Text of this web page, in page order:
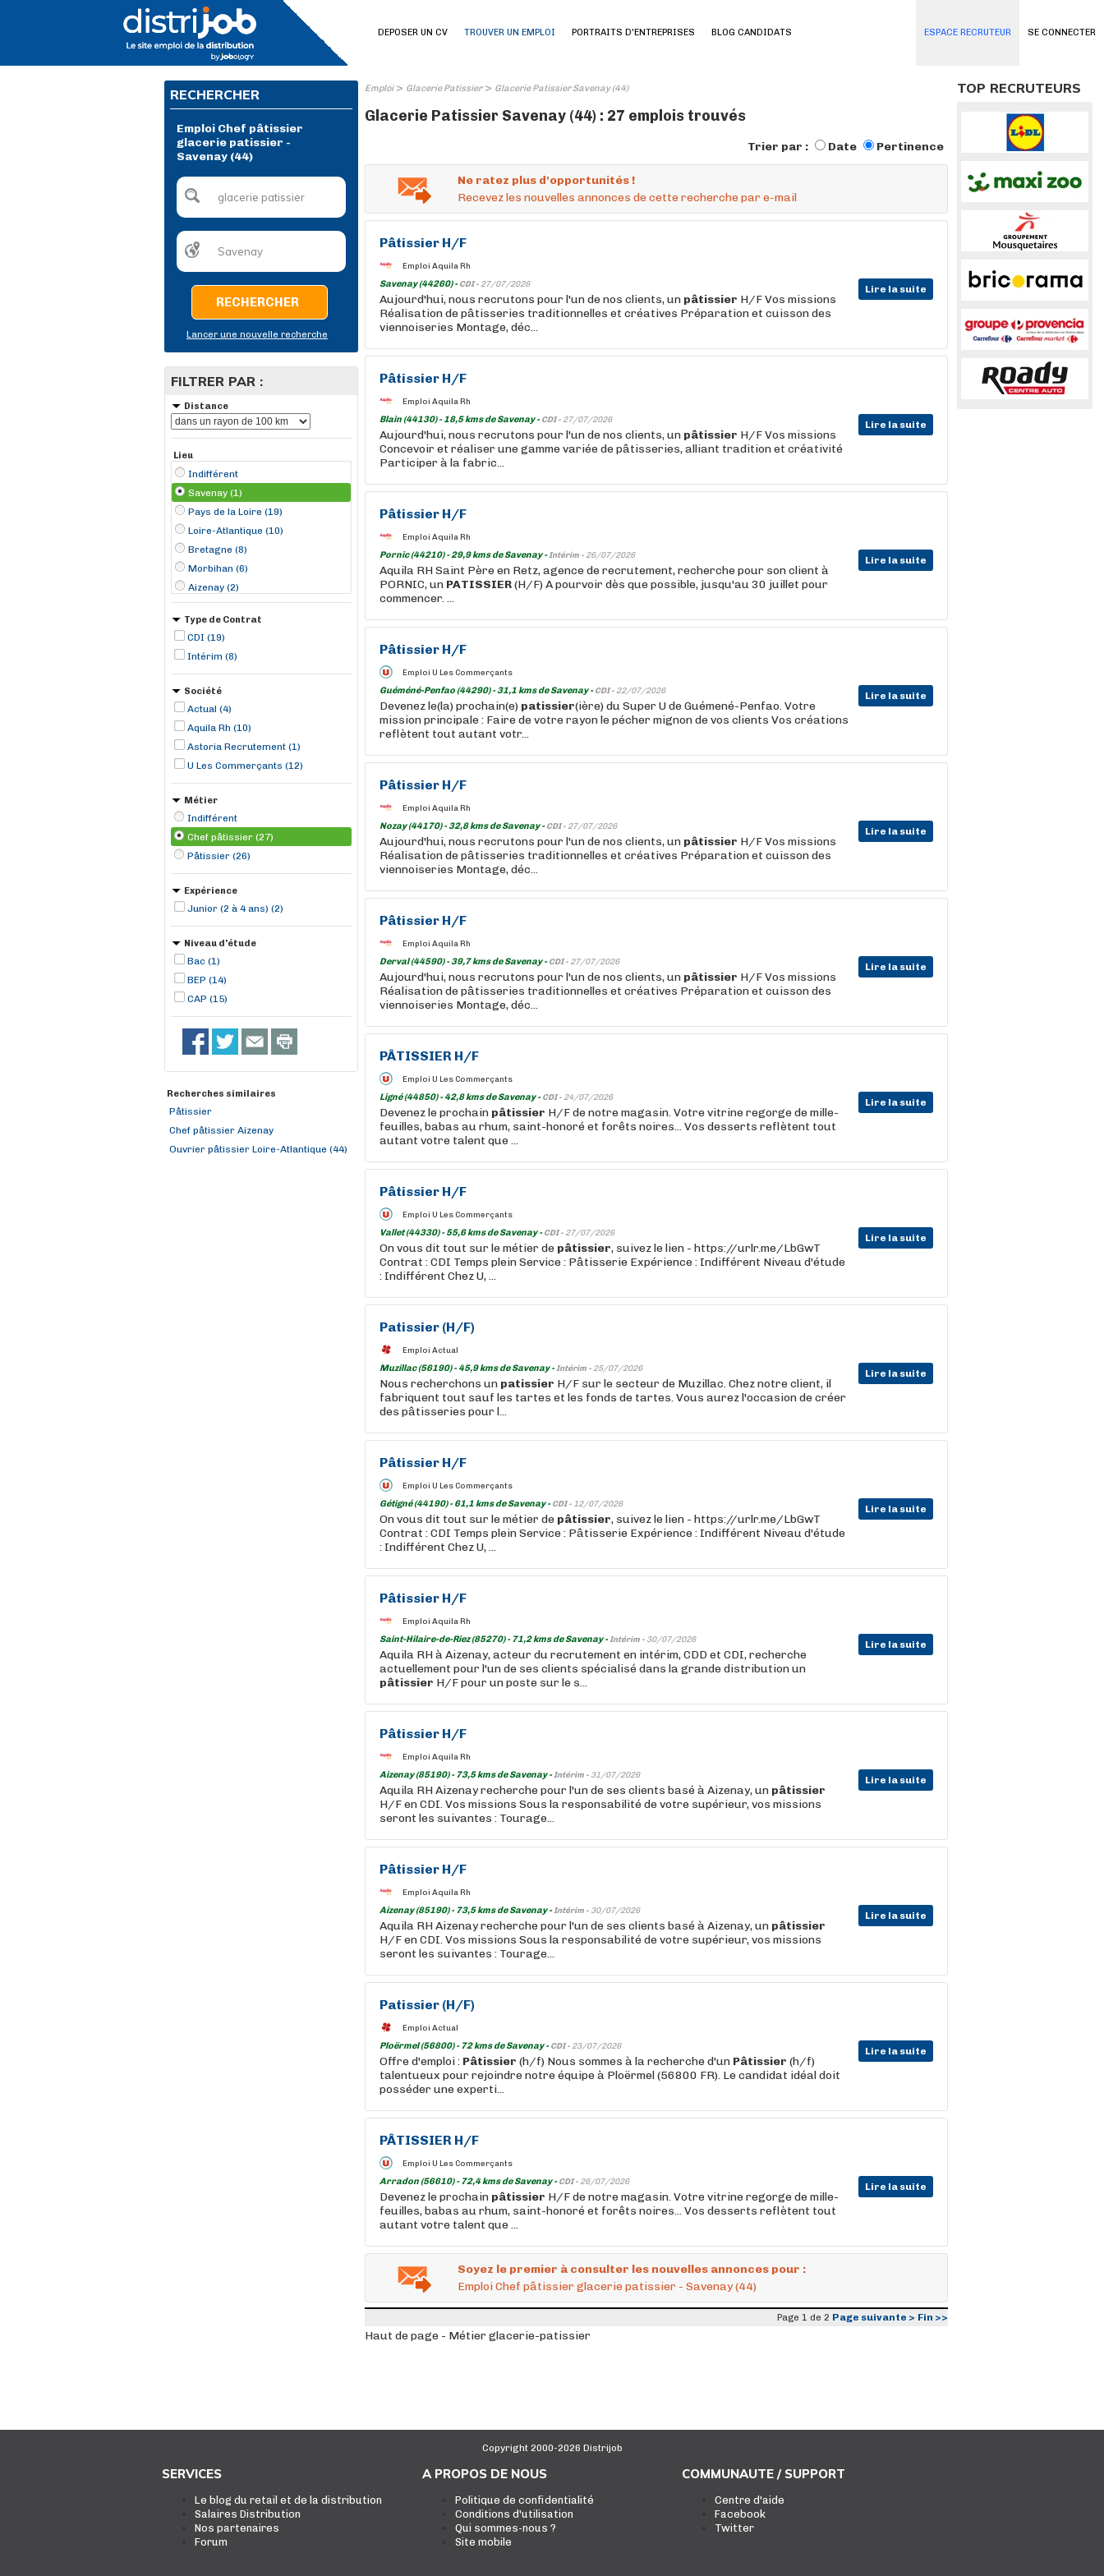
SE CONNECTER
DEPOSER UN CV TROUVER UN EMPLOI PORTRAITS D'ENTREPRISES BLOG CANDIDATS ESPACE RECRUTEUR
RECHERCHER
Emploi Chef pâtissier
glacerie patissier -
Savenay (44)
RECHERCHER
Lancer une nouvelle recherche
FILTRER PAR :
Distance
Lieu
Indifférent
Savenay (1)
Pays de la Loire (19)
Loire-Atlantique (10)
Bretagne (8)
Morbihan (6)
Aizenay (2)
Arradon (2)
Saint-Georges-sur-Loire (2)
Blain (1)
Brétignolles-sur-Mer (1)
Type de Contrat
CDI (19)
Intérim (8)
Société
Actual (4)
Aquila Rh (10)
Astoria Recrutement (1)
U Les Commerçants (12)
Métier
Indifférent
Chef pâtissier (27)
Pâtissier (26)
Expérience
Junior (2 à 4 ans) (2)
Niveau d'étude
Bac (1)
BEP (14)
CAP (15)
Recherches similaires
Pâtissier
Chef pâtissier Aizenay
Ouvrier pâtissier Loire-Atlantique (44)
Emploi> Glacerie Patissier> Glacerie Patissier Savenay (44)
Glacerie Patissier Savenay (44) : 27 emplois trouvés
Trier par : Date Pertinence
Ne ratez plus d'opportunités !
Recevez les nouvelles annonces de cette recherche par e-mail
Pâtissier H/F
Emploi Aquila Rh
Savenay (44260) -CDI - 27/07/2026 Lire la suite
Aujourd'hui, nous recrutons pour l'un de nos clients, un pâtissier H/F Vos missions
Réalisation de pâtisseries traditionnelles et créatives Préparation et cuisson des
viennoiseries Montage, déc...
Pâtissier H/F
Emploi Aquila Rh
Blain (44130) - 18,5 kms de Savenay -CDI - 27/07/2026 Lire la suite
Aujourd'hui, nous recrutons pour l'un de nos clients, un pâtissier H/F Vos missions
Concevoir et réaliser une gamme variée de pâtisseries, alliant tradition et créativité
Participer à la fabric...
Pâtissier H/F
Emploi Aquila Rh
Pornic (44210) - 29,9 kms de Savenay -Intérim - 26/07/2026 Lire la suite
Aquila RH Saint Père en Retz, agence de recrutement, recherche pour son client à
PORNIC, un PATISSIER(H/F) A pourvoir dès que possible, jusqu'au 30 juillet pour
commencer. ...
Pâtissier H/F
Emploi U Les Commerçants
Guéméné-Penfao (44290) - 31,1 kms de Savenay -CDI - 22/07/2026 Lire la suite
Devenez le(la) prochain(e) patissier(ière) du Super U de Guémené-Penfao. Votre
mission principale : Faire de votre rayon le pécher mignon de vos clients Vos créations
reflètent tout autant votr...
Pâtissier H/F
Emploi Aquila Rh
Nozay (44170) - 32,8 kms de Savenay -CDI - 27/07/2026 Lire la suite
Aujourd'hui, nous recrutons pour l'un de nos clients, un pâtissier H/F Vos missions
Réalisation de pâtisseries traditionnelles et créatives Préparation et cuisson des
viennoiseries Montage, déc...
Pâtissier H/F
Emploi Aquila Rh
Derval (44590) - 39,7 kms de Savenay -CDI - 27/07/2026 Lire la suite
Aujourd'hui, nous recrutons pour l'un de nos clients, un pâtissier H/F Vos missions
Réalisation de pâtisseries traditionnelles et créatives Préparation et cuisson des
viennoiseries Montage, déc...
PÂTISSIER H/F
Emploi U Les Commerçants
Ligné (44850) - 42,8 kms de Savenay -CDI - 24/07/2026 Lire la suite
Devenez le prochain pâtissier H/F de notre magasin. Votre vitrine regorge de mille-
feuilles, babas au rhum, saint-honoré et forêts noires... Vos desserts reflètent tout
autant votre talent que ...
Pâtissier H/F
Emploi U Les Commerçants
Vallet (44330) - 55,6 kms de Savenay -CDI - 27/07/2026 Lire la suite
On vous dit tout sur le métier de pâtissier, suivez le lien - https://urlr.me/LbGwT
Contrat : CDI Temps plein Service : Pâtisserie Expérience : Indifférent Niveau d'étude
: Indifférent Chez U, ...
Patissier (H/F)
Emploi Actual
Muzillac (56190) - 45,9 kms de Savenay -Intérim - 25/07/2026 Lire la suite
Nous recherchons un patissier H/F sur le secteur de Muzillac. Chez notre client, il
fabriquent tout sauf les tartes et les fonds de tartes. Vous aurez l'occasion de créer
des pâtisseries pour l...
Pâtissier H/F
Emploi U Les Commerçants
Gétigné (44190) - 61,1 kms de Savenay -CDI - 12/07/2026 Lire la suite
On vous dit tout sur le métier de pâtissier, suivez le lien - https://urlr.me/LbGwT
Contrat : CDI Temps plein Service : Pâtisserie Expérience : Indifférent Niveau d'étude
: Indifférent Chez U, ...
Pâtissier H/F
Emploi Aquila Rh
Saint-Hilaire-de-Riez (85270) - 71,2 kms de Savenay -Intérim - 30/07/2026 Lire la suite
Aquila RH à Aizenay, acteur du recrutement en intérim, CDD et CDI, recherche
actuellement pour l'un de ses clients spécialisé dans la grande distribution un
pâtissier H/F pour un poste sur le s...
Pâtissier H/F
Emploi Aquila Rh
Aizenay (85190) - 73,5 kms de Savenay -Intérim - 31/07/2026 Lire la suite
Aquila RH Aizenay recherche pour l'un de ses clients basé à Aizenay, un pâtissier
H/F en CDI. Vos missions Sous la responsabilité de votre supérieur, vos missions
seront les suivantes : Tourage...
Pâtissier H/F
Emploi Aquila Rh
Aizenay (85190) - 73,5 kms de Savenay -Intérim - 30/07/2026 Lire la suite
Aquila RH Aizenay recherche pour l'un de ses clients basé à Aizenay, un pâtissier
H/F en CDI. Vos missions Sous la responsabilité de votre supérieur, vos missions
seront les suivantes : Tourage...
Patissier (H/F)
Emploi Actual
Ploërmel (56800) - 72 kms de Savenay -CDI - 23/07/2026 Lire la suite
Offre d'emploi : Pâtissier (h/f) Nous sommes à la recherche d'un Pâtissier (h/f)
talentueux pour rejoindre notre équipe à Ploërmel (56800 FR). Le candidat idéal doit
posséder une experti...
PÂTISSIER H/F
Emploi U Les Commerçants
Arradon (56610) - 72,4 kms de Savenay -CDI - 26/07/2026 Lire la suite
Devenez le prochain pâtissier H/F de notre magasin. Votre vitrine regorge de mille-
feuilles, babas au rhum, saint-honoré et forêts noires... Vos desserts reflètent tout
autant votre talent que ...
Soyez le premier à consulter les nouvelles annonces pour :
Emploi Chef pâtissier glacerie patissier - Savenay (44)
Page 1 de 2 Page suivante > Fin >>
Haut de page - Métier glacerie-patissier
TOP RECRUTEURS
Copyright 2000-2026 Distrijob
SERVICES
Le blog du retail et de la distribution
Salaires Distribution
Nos partenaires
Forum
A PROPOS DE NOUS
Politique de confidentialité
Conditions d'utilisation
Qui sommes-nous ?
Site mobile
COMMUNAUTE / SUPPORT
Centre d'aide
Facebook
Twitter